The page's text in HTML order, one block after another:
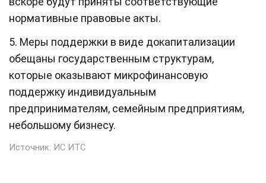
нормативные правовые акты.
5. Меры поддержки в виде докапитализации
обещаны государственным структурам,
которые оказывают микрофинансовую
поддержку индивидуальным
предпринимателям, семейным предприятиям,
небольшому бизнесу.
Источник: ИС ИТС